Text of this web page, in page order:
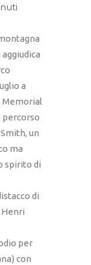
a
Memorial
percorso
un
ma
spirito di
di
per
con